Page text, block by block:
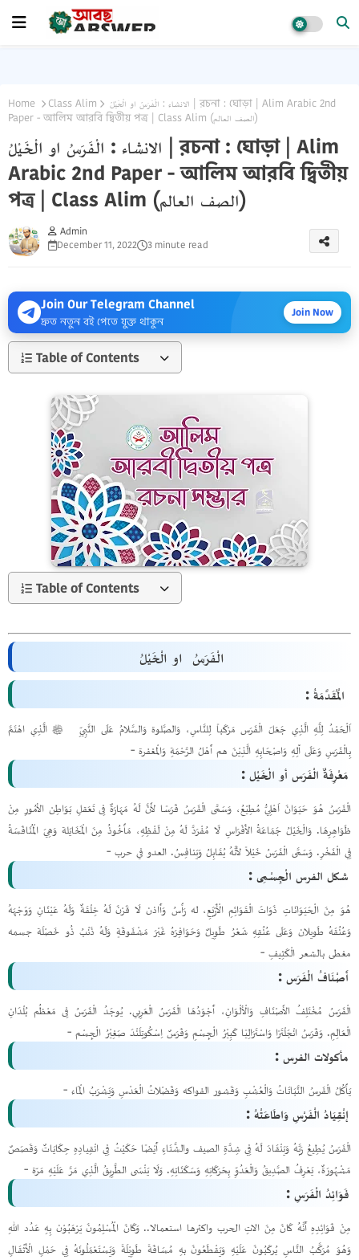
Home Class Alim
Paper - আলিম আরবি দ্বিতীয় পত্র | Class Alim (الصف العالم)
الانشاء : الْفَرَسُ او الْخَيْلُ | রচনা : ঘোড়া | Alim
Arabic 2nd Paper - আলিম আরবি দ্বিতীয়
পত্র | Class Alim (الصف العالم)
Admin
December 11, 2022
3 minute read
Join Our Telegram Channel
দ্রুত নতুন বই পেতে যুক্ত থাকুন
Join Now
Table of Contents
Table of Contents
الْفَرَسُ او الْخَيْلُ
الْمُقَدَّمَةُ :
اَلْحَمْدُ لِلَّهِ الَّذِي جَعَلَ الْفَرَس مَرْكَباً لِلنَّاسِ، وَالصَّلوة وَالسَّلامُ عَلَى النَّبِيِّ ﷺ الَّذِي اهْتَمَّ
بِالْفَرَسِ وَعَلَى آلِهِ وَاصْحَابِهِ الَّذِيْنَ هم أَهْلُ الرَّحْمَةِ وَالْمغفرة -
مَعْرِفَةٌ الْفَرَس أو الْخَيْل :
الْفَرَسُ هُوَ حَيَوَانَ اَهْلِيُّ مُطِيْعُ، وَسَمًّى الْفَرَسُ فَرَسًا لأَنَّ لَهُ مَهَارَةٌ فِى تَعَقلِ بَوَاطِن الأمُورِ مِنْ
ظَوَاهِرِهَا. وَالْخَيْلُ جَمَاعَةُ الأَفْرَاسِ لَا مُفْرَدَّ لَهُ مِنْ لَفْظِهِ، مَأْخُوذُ مِنَ الْمَخَايَلة وَهِيَ الْمُنَافَسَةُ
فِي الْفَخْرِ. وَسَمَّى الْفَرَسُ خَيْلاً لأنَّهُ يُقَابِلُ وَيَنافِسُ. العدو في حرب -
شكل الفرس الْجِسْمِى :
هُوَ مِنَ الْحَيَوَانَاتِ ذَوَاتَ الْقَوَائِمِ الْأَرْبَعِ، له رَأْسُ وَأَاذن لَا قَرْنَ لَهُ خِلْقَةٌ وَلَهُ عَيْنَانِ وَوَجْهَهُ
وَعُنُقَهُ طَويلان وَعَلَى عُنُقِهِ شَعْرُ طَوِيلٌ وَحَوَافِرَهُ غَيْرَ مَشْفَوقَةٍ وَلَهُ ذَنْبُ ذُو خَصْلَة جسمه
مغطى بالشعر الْكَثِيفِ -
أَصْنَافُ الْفَرَس :
الْفَرَسُ مُخْتَلِفُ الأَصْنَافِ وَالْألْوَانِ، أَجْوَدُهَا الْفَرَسُ الْعَرِبي. يُوجَدُ الْفَرَسُ فِى مَعْظُم بُلْدَانِ
الْعَالِمِ. وَفَرَسُ انْجَلْتَرًا وَاسْتَرَالِيًا كَبِيْرُ الْجِسْمِ وَفَرَسٌ اِسْكُوتِلَنْدَ صَغِيْرُ الْجِسْم -
مأكولات الفرس :
يَأْكُلُ الْفَرسُ النَّبَاتَاتُ وَالْعُشْبِ وَقَشور الفواكه وَفَضْلاتُ الْعَدْسِ وَيَشْرَبُ الْمَاء -
إنْقِيَادُ الْفَرْسِ وَاطَاعَتْهُ :
الْفَرَسُ يُطِيعُ رَبَّهُ وَيَنْقَادَ لَهُ فِي شِدَّةِ الصيف والشَّتَاءِ أَيْضًا حَكَيْتُ فِي انْقِيادِهِ حِكَايَاتٌ وَقَصَصٌ
مَشْهُورَةٌ، يَعْرِفُ الصَّدِيقُ وَالْعَدُوِّ بِحَرَكَاتِهِ وَسَكَنَاتِهِ. وَلَا يَنْسَى الطَّرِيقُ الَّذِي مَرَّ عَلَيْهِ مَرّة -
فَوَائِدُ الْفَرَسِ :
مِنْ فَوَائِدِهِ أَنَّهُ كَانَ مِنَ الاتِ الحرب واكثرها استعمالا.. وَكَانَ الْمُسْلِمُونَ يَرْهَبُوْن بِهِ عَدُد اللهِ
وَهُوَ مُرَكَّبُ النَّاسِ يُركَبُونَ عَلَيْهِ وَيَقْطَعُونَ بهِ مُسَافَةً طَوِيْلَةً وَيَسْتَعْمَلُونَهُ فِي حَمْلِ الْأَثْقَالِ